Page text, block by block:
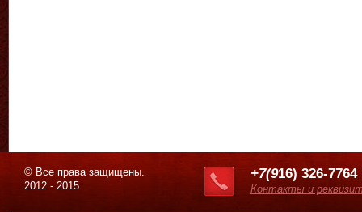
© Все права защищены.
2012 - 2015
+7(916) 326-7764
Контакты и